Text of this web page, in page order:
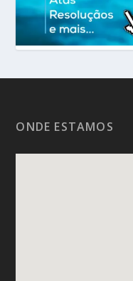
ONDE ESTAMOS